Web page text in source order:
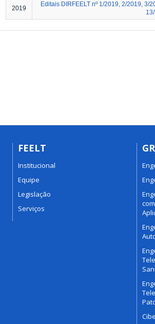
2019
Editais DIRFEELT nº 1/2019, 2/2019,
FEELT
Institucional
Equipe
Legislação
Serviços